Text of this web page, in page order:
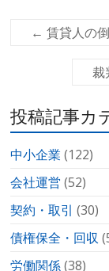
← 賃貸人の
裁
投稿記事カ
中小企業 (122)
会社運営 (52)
契約・取引 (30)
債権保全・回収
労働関係(38)